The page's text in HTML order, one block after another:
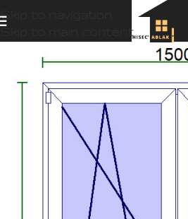
Skip to navigation
Skip to main content